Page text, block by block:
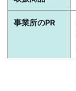
事業所のPR